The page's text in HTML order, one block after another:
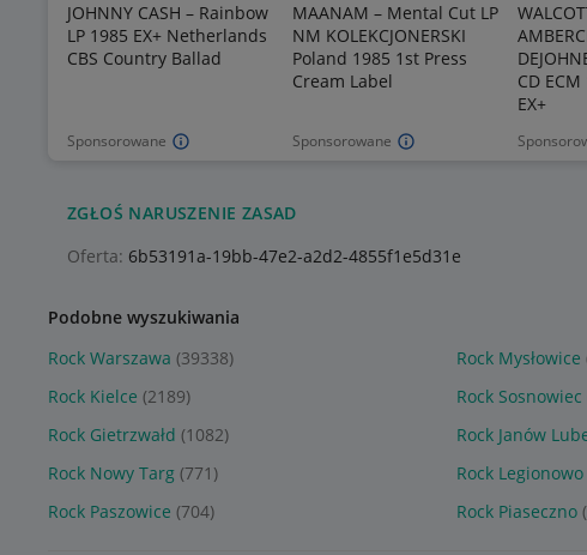
Sponsorowane
JOHNNY CASH – Rainbow
LP 1985 EX+ Netherlands
CBS Country Ballad
Sponsorowane
MAANAM – Mental Cut LP
NM KOLEKCJONERSKI
Poland 1985 1st Press
Cream Label
CD
EX+
ZGŁOŚ NARUSZENIE ZASAD
Oferta: 6b53191a-19bb-47e2-a2d2-4855f1e5d31e
Podobne wyszukiwania
Rock Warszawa (39338) Rock Mysłowice
Rock Kielce (2189) Rock Sosnowiec
Rock Gietrzwałd (1082) Rock Janów
Rock Nowy Targ (771) Rock Legionowo
Rock Paszowice (704) Rock Piaseczno